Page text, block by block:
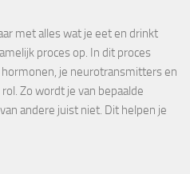
met alles wat je eet en drinkt
proces op. In dit proces
je neurotransmitters en
Zo wordt je van bepaalde
andere juist niet. Dit helpen je